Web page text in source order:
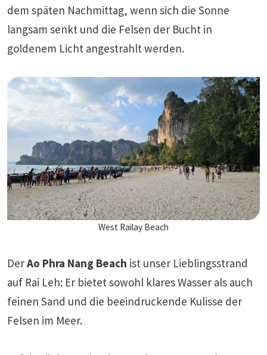
dem späten Nachmittag, wenn sich die Sonne
langsam senkt und die Felsen der Bucht in
goldenem Licht angestrahlt werden.
West Railay Beach
DerAo Phra Nang Beach ist unser Lieblingsstrand
auf Rai Leh: Er bietet sowohl klares Wasser als auch
feinen Sand und die beeindruckende Kulisse der
Felsen im Meer.